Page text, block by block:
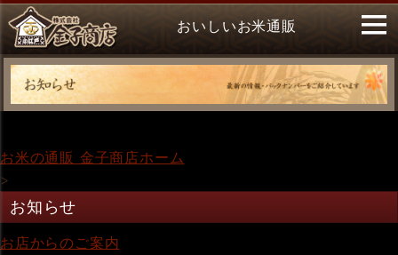
おいしいお米通販
お米の通販 金子商店ホーム
>
お知らせ
お店からのご案内